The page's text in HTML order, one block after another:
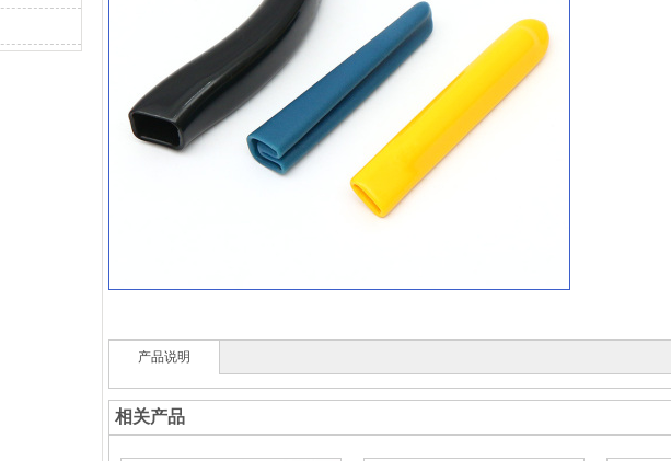
产品说明
相关产品